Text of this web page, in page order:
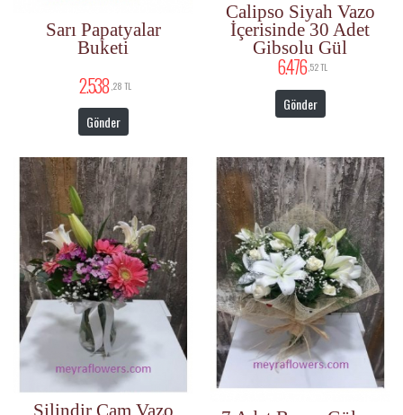
Sarı Papatyalar
Buketi
2.538 ,28 TL
Gönder
Calipso Siyah Vazo
İçerisinde 30 Adet
Gibsolu Gül
6.476,52 TL
Gönder
Silindir Cam Vazo